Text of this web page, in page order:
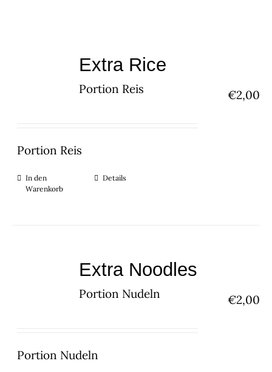
Extra Rice
Portion Reis €2,00
Portion Reis
In den
Warenkorb
Details
Extra Noodles
Portion Nudeln €2,00
Portion Nudeln